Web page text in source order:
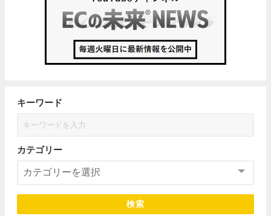
キーワード
カテゴリー
検索